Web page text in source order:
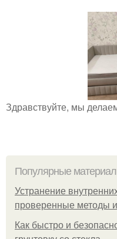
Здравствуйте, мы
Популярные
Устранение
проверенные методы
Как быстро и